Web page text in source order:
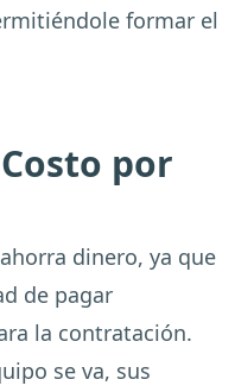
formar el
por
dinero, ya que
de pagar
la contratación.
se va, sus